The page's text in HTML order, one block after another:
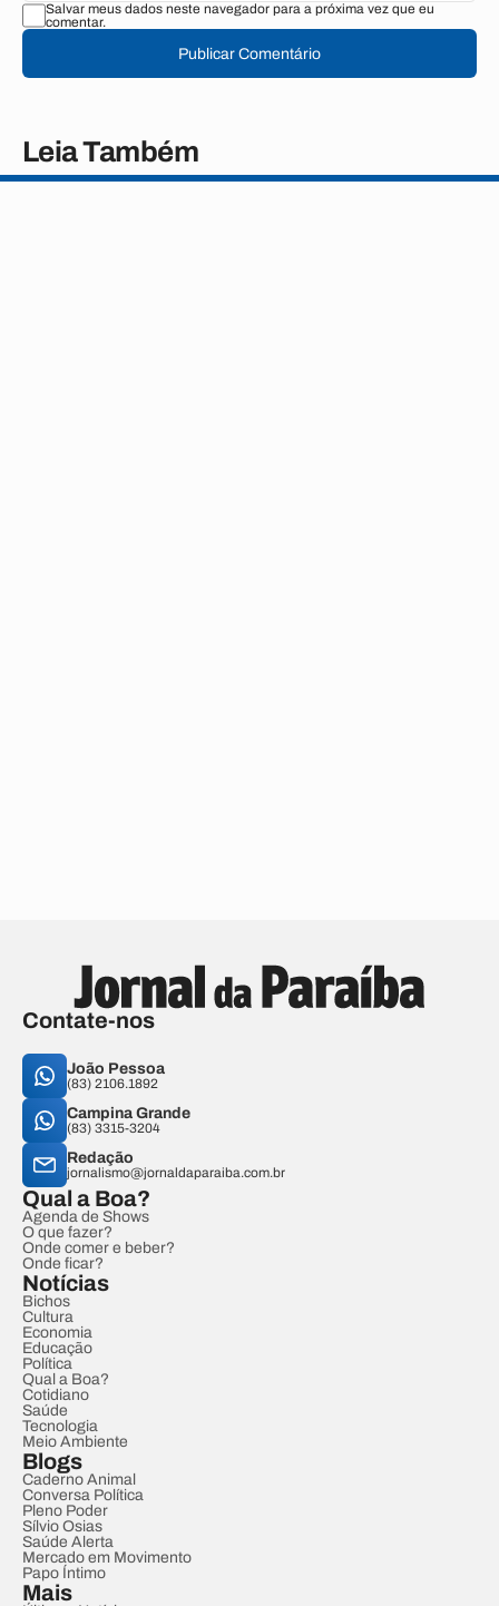
Salvar meus dados neste navegador para a próxima vez que eu
comentar.
Publicar Comentário
Leia Também
Contate-nos
João Pessoa
(83) 2106.1892
Campina Grande
(83) 3315-3204
Redação
jornalismo@jornaldaparaiba.com.br
Qual a Boa?
Agenda de Shows
O que fazer?
Onde comer e beber?
Onde ficar?
Notícias
Bichos
Cultura
Economia
Educação
Política
Qual a Boa?
Cotidiano
Saúde
Tecnologia
Meio Ambiente
Blogs
Caderno Animal
Conversa Política
Pleno Poder
Sílvio Osias
Saúde Alerta
Mercado em Movimento
Papo Íntimo
Mais